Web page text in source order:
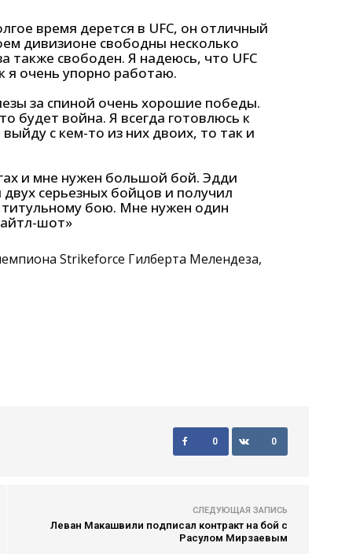
время дерется в UFC, он отличный
дивизионе свободны несколько
также свободен. Я надеюсь, что UFC
я очень упорно работаю.
за спиной очень хорошие победы.
будет война. Я всегда готовлюсь к
с кем-то из них двоих, то так и
и мне нужен большой бой. Эдди
серьезных бойцов и получил
бою. Мне нужен один
шот»
Strikeforce Гилберта Мелендеза,
0 0
СЛЕДУЮЩАЯ ЗАПИСЬ
Леван Макашвили подписал контракт на бой с
Расулом Мирзаевым